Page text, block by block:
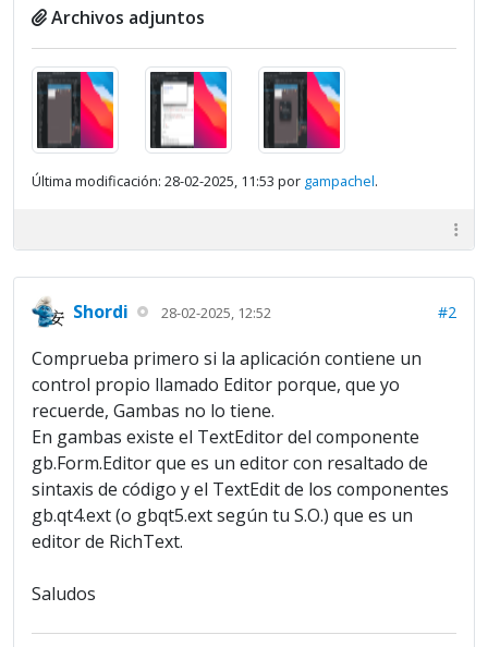
Archivos adjuntos
Última modificación: 28-02-2025, 11:53 por gampachel.
Shordi 28-02-2025, 12:52 #2
Comprueba primero si la aplicación contiene un
control propio llamado Editor porque, que yo
recuerde, Gambas no lo tiene.
En gambas existe el TextEditor del componente
gb.Form.Editor que es un editor con resaltado de
sintaxis de código y el TextEdit de los componentes
gb.qt4.ext (o gbqt5.ext según tu S.O.) que es un
editor de RichText.
Saludos